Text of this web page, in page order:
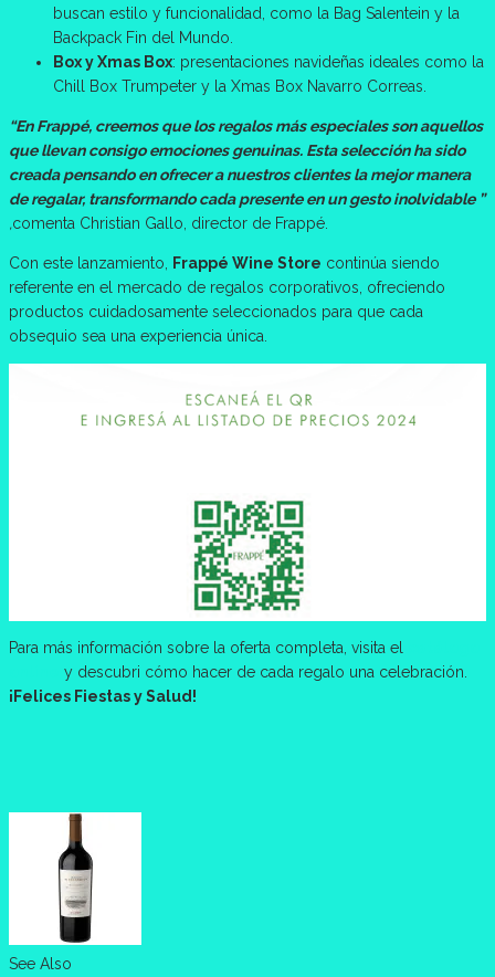
buscan estilo y funcionalidad, como la Bag Salentein y la
Backpack Fin del Mundo.
Box y Xmas Box: presentaciones navideñas ideales como la
Chill Box Trumpeter y la Xmas Box Navarro Correas.
“En Frappé, creemos que los regalos más especiales son aquellos
que llevan consigo emociones genuinas. Esta selección ha sido
creada pensando en ofrecer a nuestros clientes la mejor manera
de regalar, transformando cada presente en un gesto inolvidable ”
,comenta Christian Gallo, director de Frappé.
Con este lanzamiento, Frappé Wine Store continúa siendo
referente en el mercado de regalos corporativos, ofreciendo
productos cuidadosamente seleccionados para que cada
obsequio sea una experiencia única.
Para más información sobre la oferta completa, visita el
y descubri cómo hacer de cada regalo una celebración.
¡Felices Fiestas y Salud!
See Also